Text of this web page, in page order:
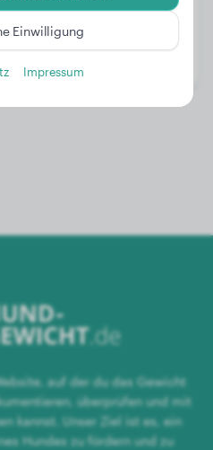
27 kg
3 Jahre, 5 Monate
auf der du das Gewicht
überprüfen und mit
kannst. Unser Ziel ist es, ein
Hundes zu fördern und zu
Einwilligung
Impressum